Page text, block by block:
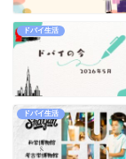
ドバイ生活
ドバイ生活